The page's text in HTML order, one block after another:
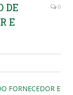
DE
E
0
FORNECEDOR E